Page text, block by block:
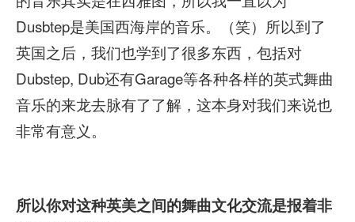
Dusbtep是美国西海岸的音乐。（笑）所以到了
英国之后，我们也学到了很多东西，包括对
Dubstep, Dub还有Garage等各种各样的英式舞曲
音乐的来龙去脉有了了解，这本身对我们来说也
非常有意义。
所以你对这种英美之间的舞曲文化交流是报着非